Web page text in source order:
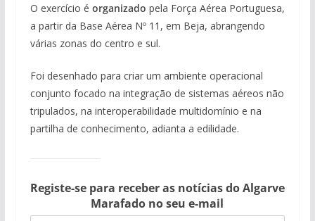
O exercício é organizado pela Força Aérea Portuguesa,
a partir da Base Aérea Nº 11, em Beja, abrangendo
várias zonas do centro e sul.
Foi desenhado para criar um ambiente operacional
conjunto focado na integração de sistemas aéreos não
tripulados, na interoperabilidade multidomínio e na
partilha de conhecimento, adianta a edilidade.
Registe-se para receber as notícias do Algarve
Marafado no seu e-mail